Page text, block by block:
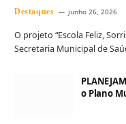
Destaques junho 26, 2026
O projeto “Escola Feliz,
Secretaria Municipal de
o Plano